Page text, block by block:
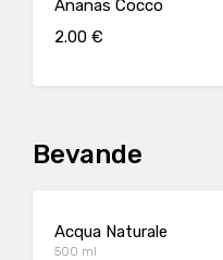
Ananas Cocco
2.00 €
Bevande
Acqua Naturale
500 ml